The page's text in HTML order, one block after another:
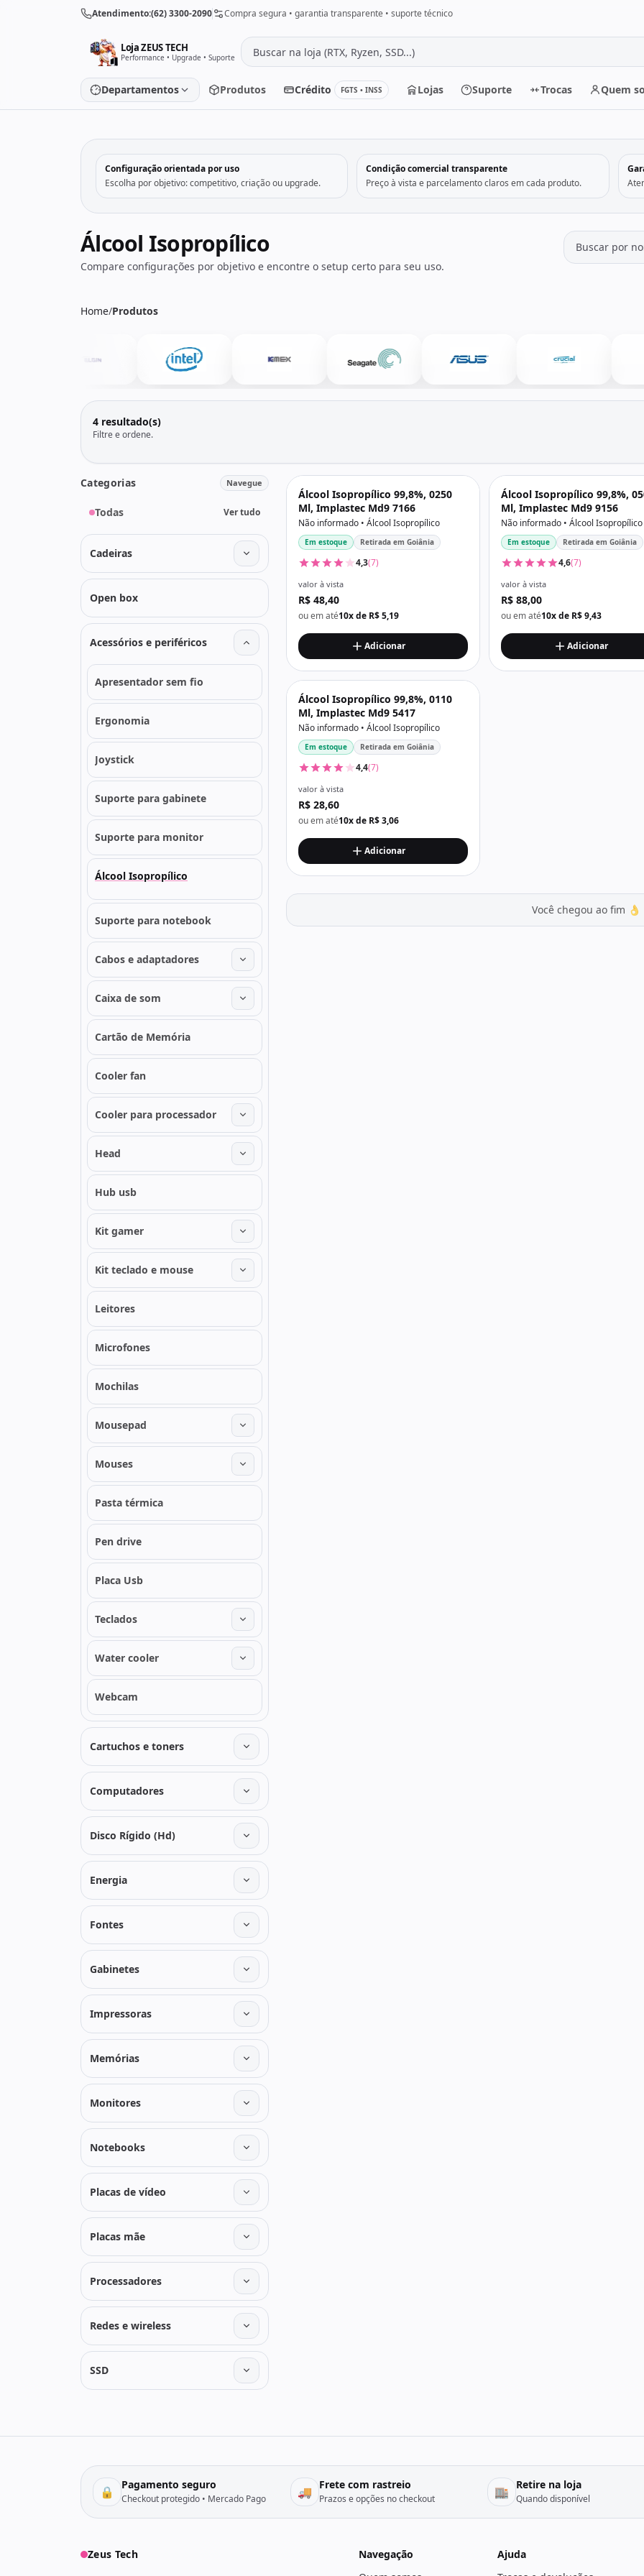
Pular para o conteúdoAtendimento:(62) 3300-2090 Compra segura • garantia transparente • suporte técnico
Loja ZEUS TECH
Performance • Upgrade • Suporte
Departamentos
Placa de vídeo Processador
Placa-mãe Memória
SSD/HD Periféricos
PC Gamer Notebooks
Monitores
Produtos Crédito FGTS • INSS Lojas Suporte Trocas Quem
‹
Configuração orientada por uso
Escolha por objetivo: competitivo, criação ou upgrade.
Condição comercial transparente
Preço à vista e parcelamento claros em cada produto.
Álcool Isopropílico
Compare configurações por objetivo e encontre o setup certo para seu uso.
Home/Produtos
4 resultado(s)
Filtre e ordene.
Categorias Navegue
Todas Ver tudo
Cadeiras
Open box
Acessórios e periféricos
Apresentador sem fio
Ergonomia
Joystick
Suporte para gabinete
Suporte para monitor
Álcool Isopropílico
Suporte para notebook
Cabos e adaptadores
Caixa de som
Cartão de Memória
Cooler fan
Cooler para processador
Head
Hub usb
Kit gamer
Kit teclado e mouse
Leitores
Microfones
Mochilas
Mousepad
Mouses
Pasta térmica
Pen drive
Placa Usb
Teclados
Water cooler
Webcam
Cartuchos e toners
Computadores
Disco Rígido (Hd)
Energia
Fontes
Gabinetes
Impressoras
Memórias
Monitores
Notebooks
Placas de vídeo
Placas mãe
Processadores
Redes e wireless
SSD
Álcool Isopropílico 99,8%, 0250
Ml, Implastec Md9 7166
Não informado • Álcool Isopropílico
Em estoque Retirada em Goiânia
4,3(7)
valor à vista
R$ 48,40
ou em até10x de R$ 5,19
Adicionar
Álcool Isopropílico 99,8%,
Ml, Implastec Md9 9156
Não informado • Álcool Isopropílico
Em estoque Retirada em Goiânia
4,6(7)
valor à vista
R$ 88,00
ou em até10x de R$ 9,43
Adicionar
Álcool Isopropílico 99,8%, 0110
Ml, Implastec Md9 5417
Não informado • Álcool Isopropílico
Em estoque Retirada em Goiânia
4,4(7)
valor à vista
R$ 28,60
ou em até10x de R$ 3,06
Adicionar
Você chegou ao fim 👌
🔒 Pagamento seguro
Checkout protegido • Mercado Pago 🚚 Frete com rastreio
Prazos e opções no checkout 🏬 Retire na loja
Quando disponível
Zeus Tech
Navegação
Ajuda